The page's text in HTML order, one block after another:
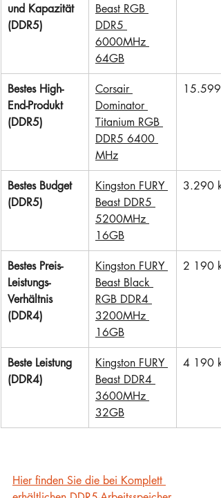
und Kapazität
(DDR5)
Beast RGB
DDR5
6000MHz
64GB
Bestes High-
End-Produkt
(DDR5)
Corsair
Dominator
Titanium RGB
DDR5 6400
MHz
15.599
Bestes Budget
(DDR5)
Kingston FURY
Beast DDR5
5200MHz
16GB
3.290 kr
Bestes Preis-
Leistungs-
Verhältnis
(DDR4)
Kingston FURY
Beast Black
RGB DDR4
3200MHz
16GB
2 190 kr
Beste Leistung
(DDR4)
Kingston FURY
Beast DDR4
3600MHz
32GB
4 190 kr
Hier finden Sie die bei Komplett